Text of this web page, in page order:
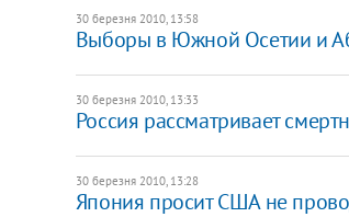
30 березня 2010, 13:58
Выборы в Южной Осетии и
30 березня 2010, 13:33
Россия рассматривает
30 березня 2010, 13:28
Япония просит США не